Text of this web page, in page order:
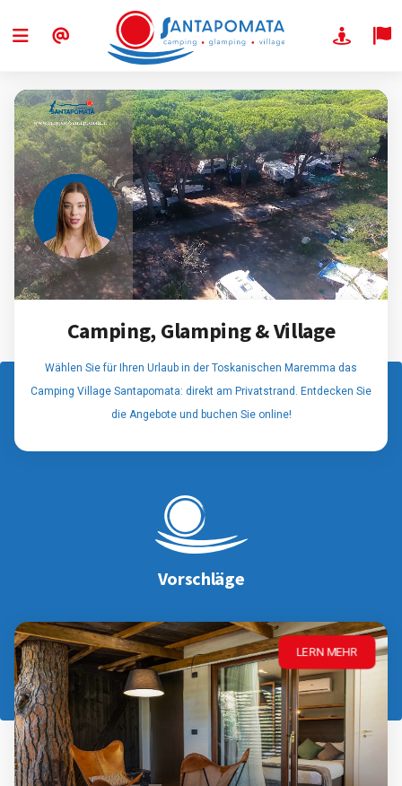
Camping, Glamping & Village
Wählen Sie für Ihren Urlaub in der Toskanischen Maremma das
Camping Village Santapomata: direkt am Privatstrand. Entdecken Sie
die Angebote und buchen Sie online!
Vorschläge
LERN MEHR